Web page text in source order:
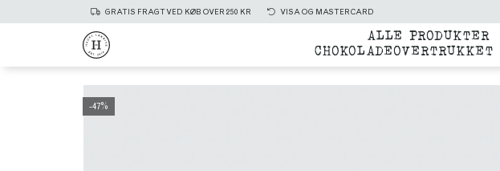
GRATIS FRAGT VED KØB OVER 250 KR VISA OG MASTERCARD
ALLE PRODUKTER
47